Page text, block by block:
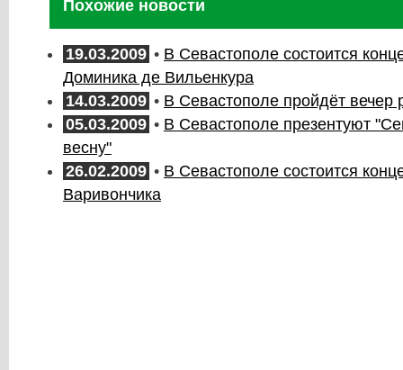
Похожие новости
19.03.2009 • В Севастополе состоится
Доминика де Вильенкура
14.03.2009 • В Севастополе пройдёт вечер
05.03.2009 • В Севастополе презентуют
весну"
26.02.2009 • В Севастополе состоится
Варивончика